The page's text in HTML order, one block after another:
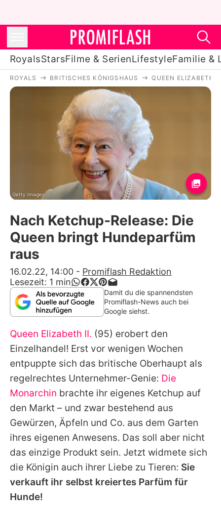
RoyalsStarsFilme & SerienLifestyleFamilie &
Royals
Stars
Filme & Serien
Lifestyle
Familie & Liebe
Promiflash Exklusiv
Alle Themen auf Promiflash
App runterladen
Team
Redaktionelle Richtlinien
Impressum
Datenschutzerklärung
Nutzungsbedingungen
Utiq verwalten
ROYALS BRITISCHES KÖNIGSHAUS QUEEN ELIZABETH
Getty Images
Nach Ketchup-Release: Die
Queen bringt Hundeparfüm
raus
16.02.22, 14:00 - Promiflash Redaktion
Lesezeit: 1 min
Damit du die spannendsten
Promiflash-News auch bei
Google siehst.
Queen Elizabeth II. (95) erobert den
Einzelhandel! Erst vor wenigen Wochen
entpuppte sich das britische Oberhaupt als
regelrechtes Unternehmer-Genie: Die
Monarchin brachte ihr eigenes Ketchup auf
den Markt – und zwar bestehend aus
Gewürzen, Äpfeln und Co. aus dem Garten
ihres eigenen Anwesens. Das soll aber nicht
das einzige Produkt sein. Jetzt widmete sich
die Königin auch ihrer Liebe zu Tieren: Sie
verkauft ihr selbst kreiertes Parfüm für
Hunde!